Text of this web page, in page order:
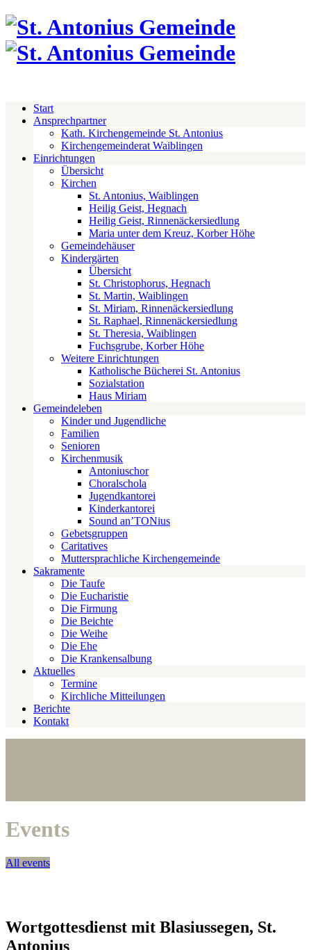
Start
Ansprechpartner
Kath. Kirchengemeinde St. Antonius
Kirchengemeinderat Waiblingen
Einrichtungen
Übersicht
Kirchen
St. Antonius, Waiblingen
Heilig Geist, Hegnach
Heilig Geist, Rinnenäckersiedlung
Maria unter dem Kreuz, Korber Höhe
Gemeindehäuser
Kindergärten
Übersicht
St. Christophorus, Hegnach
St. Martin, Waiblingen
St. Miriam, Rinnenäckersiedlung
St. Raphael, Rinnenäckersiedlung
St. Theresia, Waiblingen
Fuchsgrube, Korber Höhe
Weitere Einrichtungen
Katholische Bücherei St. Antonius
Sozialstation
Haus Miriam
Gemeindeleben
Kinder und Jugendliche
Familien
Senioren
Kirchenmusik
Antoniuschor
Choralschola
Jugendkantorei
Kinderkantorei
Sound an’TONius
Gebetsgruppen
Caritatives
Muttersprachliche Kirchengemeinde
Sakramente
Die Taufe
Die Eucharistie
Die Firmung
Die Beichte
Die Weihe
Die Ehe
Die Krankensalbung
Aktuelles
Termine
Kirchliche Mitteilungen
Berichte
Kontakt
Events
All events
Wortgottesdienst mit Blasiussegen, St.
Antonius